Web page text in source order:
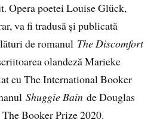
Opera poetei Louise Glück,
va fi tradusă și publicată
de romanul The Discomfort
olandeză Marieke
cu The International Booker
Shuggie Bain de Douglas
Booker Prize 2020.